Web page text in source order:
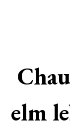
elm